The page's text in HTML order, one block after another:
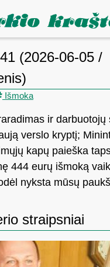
(2026-06-05 /
Išmoka
ir darbuotojų
verslo kryptį;
kapų paieška
444 eurų išmoką
nyksta mūsų
straipsniai